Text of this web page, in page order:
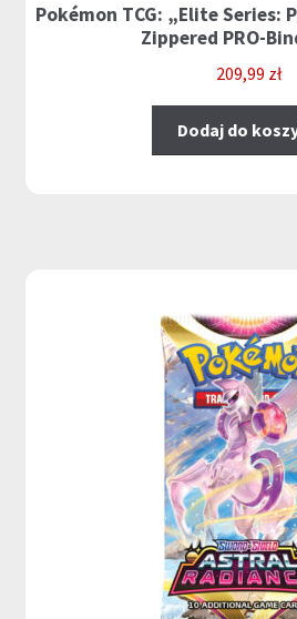
Pokémon TCG: „Elite Series:
Zippered PRO-
209,99 zł
Dodaj do